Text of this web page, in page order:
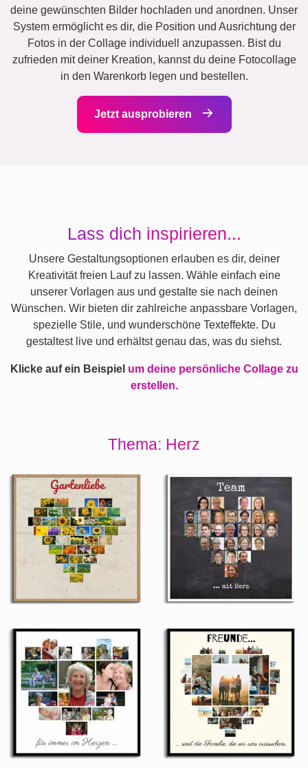
deine gewünschten Bilder hochladen und anordnen. Unser
System ermöglicht es dir, die Position und Ausrichtung der
Fotos in der Collage individuell anzupassen. Bist du
zufrieden mit deiner Kreation, kannst du deine Fotocollage
in den Warenkorb legen und bestellen.
Jetzt ausprobieren
Lass dich inspirieren...
Unsere Gestaltungsoptionen erlauben es dir, deiner
Kreativität freien Lauf zu lassen. Wähle einfach eine
unserer Vorlagen aus und gestalte sie nach deinen
Wünschen. Wir bieten dir zahlreiche anpassbare Vorlagen,
spezielle Stile, und wunderschöne Texteffekte. Du
gestaltest live und erhältst genau das, was du siehst.
Klicke auf ein Beispiel um deine persönliche Collage zu
erstellen.
Thema: Herz